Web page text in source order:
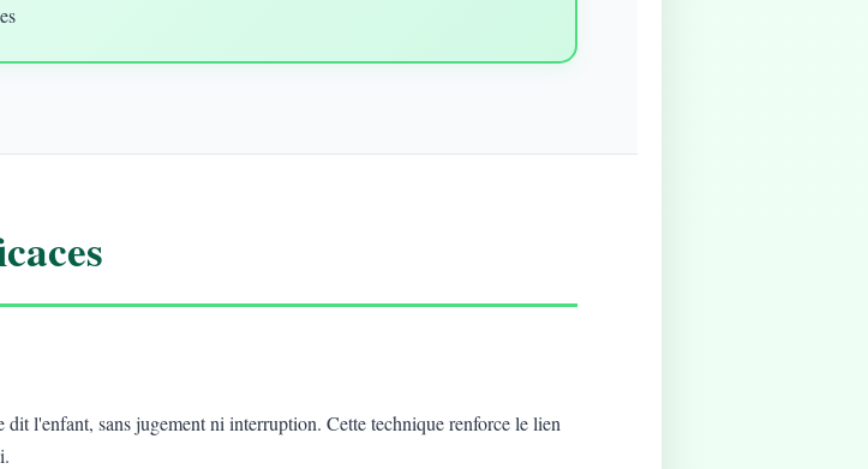
l'enfant, sans jugement ni interruption. Cette technique renforce le lien